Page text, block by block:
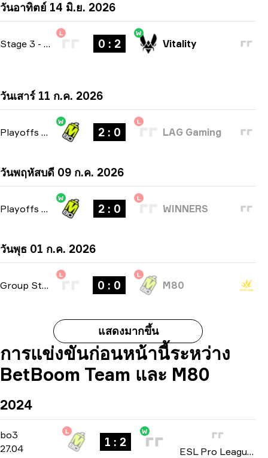
วันอาทิตย์ 14 มิ.ย. 2026
Stage 3 - bo3
L
0 : 2
W
Vitality
วันเสาร์ 11 ก.ค. 2026
Playoffs bo3
W
2 : 0
L
LAG Gaming
วันพฤหัสบดี 09 ก.ค. 2026
Playoffs bo3
W
2 : 0
L
WINNERS
วันพุธ 01 ก.ค. 2026
Group Stage
L
0 : 0
L
M80
แสดงมากขึ้น
การแข่งขันก่อนหน้านี้ระหว่าง
BetBoom Team และ M80
2024
bo3 -bo3
27.04
L
1 : 2
W
ESL Pro League: Season 19 2024